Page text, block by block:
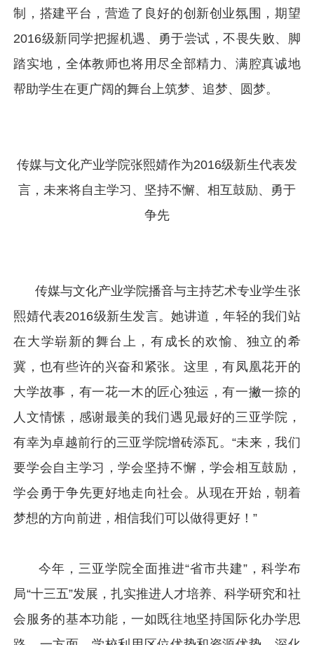
制，搭建平台，营造了良好的创新创业氛围，期望
2016级新同学把握机遇、勇于尝试，不畏失败、脚
踏实地，全体教师也将用尽全部精力、满腔真诚地
帮助学生在更广阔的舞台上筑梦、追梦、圆梦。
传媒与文化产业学院张熙婧作为2016级新生代表发
言，未来将自主学习、坚持不懈、相互鼓励、勇于
争先
传媒与文化产业学院播音与主持艺术专业学生张
熙婧代表2016级新生发言。她讲道，年轻的我们站
在大学崭新的舞台上，有成长的欢愉、独立的希
冀，也有些许的兴奋和紧张。这里，有凤凰花开的
大学故事，有一花一木的匠心独运，有一撇一捺的
人文情愫，感谢最美的我们遇见最好的三亚学院，
有幸为卓越前行的三亚学院增砖添瓦。“未来，我们
要学会自主学习，学会坚持不懈，学会相互鼓励，
学会勇于争先更好地走向社会。从现在开始，朝着
梦想的方向前进，相信我们可以做得更好！”
今年，三亚学院全面推进“省市共建”，科学布
局“十三五”发展，扎实推进人才培养、科学研究和社
会服务的基本功能，一如既往地坚持国际化办学思